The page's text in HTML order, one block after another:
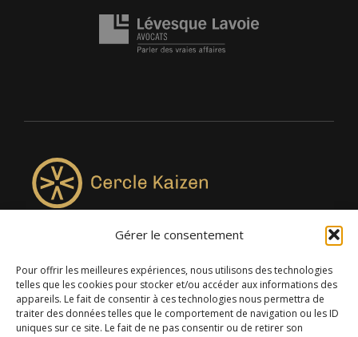
Gérer le consentement
Pour offrir les meilleures expériences, nous utilisons des technologies
telles que les cookies pour stocker et/ou accéder aux informations des
appareils. Le fait de consentir à ces technologies nous permettra de
traiter des données telles que le comportement de navigation ou les ID
uniques sur ce site. Le fait de ne pas consentir ou de retirer son
4957, rue Lionel-Groulx, bureau 819, Saint-Augustin-de-
Desmaures QC G3A 0M7